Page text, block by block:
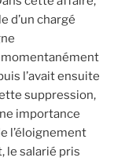
d’un chargé
momentanément
l’avait ensuite
suppression,
importance
l’éloignement
le salarié pris